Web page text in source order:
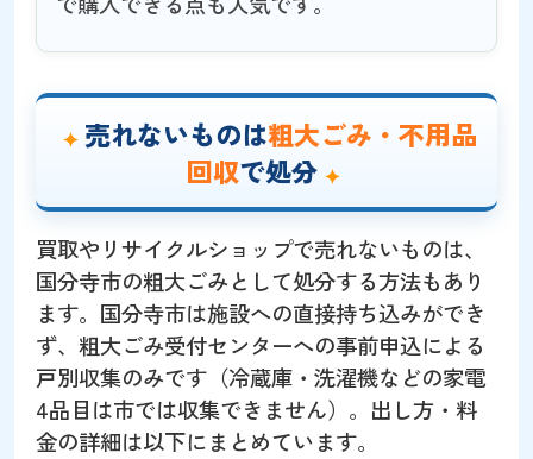
売れないものは粗大ごみ・不用品
回収で処分
買取やリサイクルショップで売れないものは、
国分寺市の粗大ごみとして処分する方法もあり
ます。国分寺市は施設への直接持ち込みができ
ず、粗大ごみ受付センターへの事前申込による
戸別収集のみです（冷蔵庫・洗濯機などの家電
4品目は市では収集できません）。出し方・料
金の詳細は以下にまとめています。